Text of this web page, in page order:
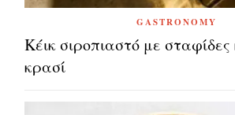
GASTRONOMY
Κέικ σιροπιαστό με σταφίδες
κρασί